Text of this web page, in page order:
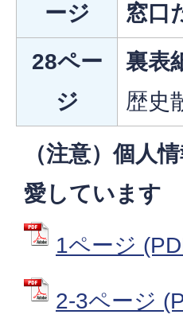
ージ
窓口
28ペー
ジ
裏表
歴史
（注意）個人
愛しています
1ページ
2-3ページ